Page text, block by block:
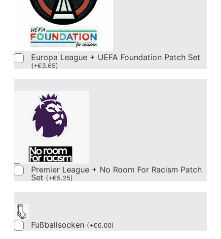
Europa League + UEFA Foundation Patch Set
(+€3.65)
Premier League + No Room For Racism Patch
Set (+€5.25)
Fußballsocken (+€6.00)